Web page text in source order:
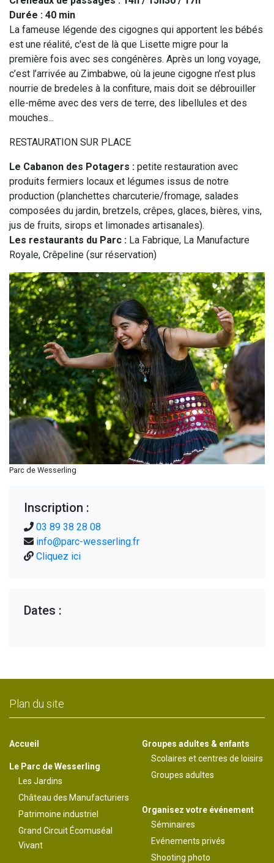
Durée : 40 min
La fameuse légende des cigognes qui apportent les bébés
est une réalité, c'est de là que Lisette migre pour la
première fois avec ses congénères. Après un long voyage,
c’est l’arrivée au Zimbabwe, où la jeune cigogne n’est plus
nourrie de bredeles à la confiture, mais doit se débrouiller
elle-même avec des vers de terre, des libellules et des
mouches...
RESTAURATION SUR PLACE
Le Cabanon des Potagers : petite restauration avec
produits fermiers locaux et légumes issus de notre
production (planchettes charcuterie/fromage, salades
composées du jardin, bretzels, crêpes, glaces, bières, vins,
jus de fruits, sirops et limonades artisanales).
Les restaurants du Parc : La Fabrique, La Manufacture
Royale, Crêpeline (sur réservation)
Parc de Wesserling
Inscription :
03 89 38 28 08
info@parc-wesserling.fr
Cliquez ici
Dates :
Plan du site
Accueil
Le Parc de Wesserling
Les Jardins
Château des Manufacturiers
Patrimoine industriel
Grand Circuit Écomuséal
Vivant
Groupes adultes & enfants
Scolaires et centres de loisirs
Groupes adultes
Organisez votre événement
Séminaires
Evénements privés
Shooting photo